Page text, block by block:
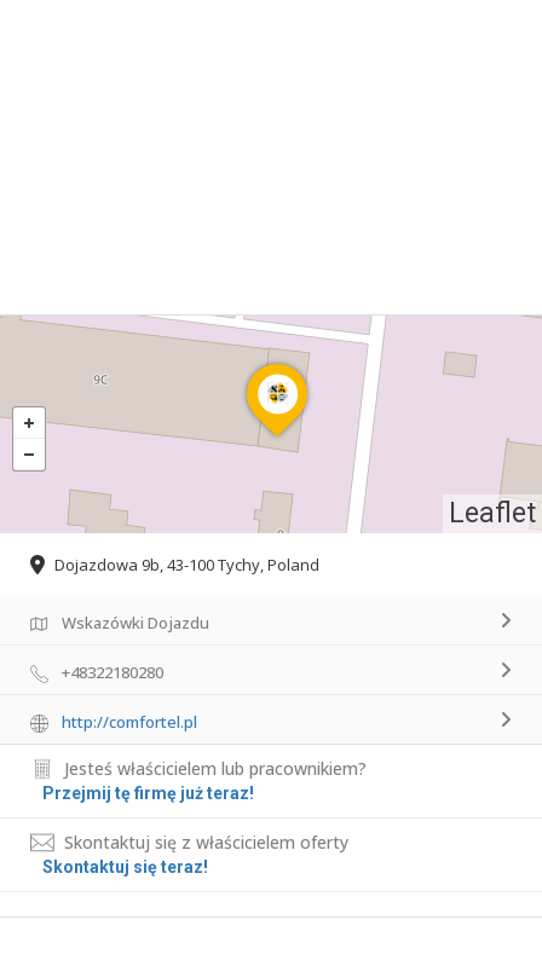
Leaflet
Dojazdowa 9b, 43-100 Tychy, Poland
Wskazówki Dojazdu
+48322180280
http://comfortel.pl
Jesteś właścicielem lub pracownikiem?
Przejmij tę firmę już teraz!
Skontaktuj się z właścicielem oferty
Skontaktuj się teraz!